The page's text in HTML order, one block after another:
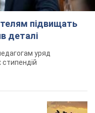
підвищать
деталі
уряд